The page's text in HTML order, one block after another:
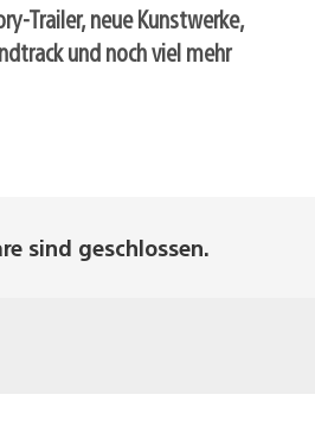
Trailer, neue Kunstwerke,
und noch viel mehr
sind geschlossen.